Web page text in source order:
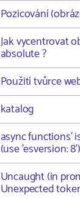
Pozicování
Jak vycentrovat
absolute ?
Použití tvůrce
katalog
async functions'
(use 'esversion: 8')
Uncaught (in
Unexpected